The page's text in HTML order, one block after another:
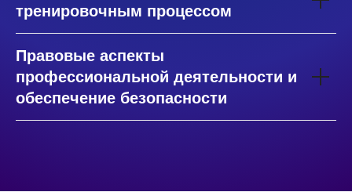
тренировочным процессом
Правовые аспекты
профессиональной деятельности и
обеспечение безопасности